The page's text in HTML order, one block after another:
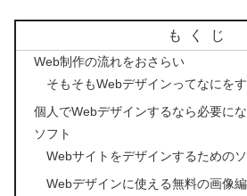
もくじ
Web制作の流れをおさらい
そもそもWebデザインってなにを
個人でWebデザインするなら必要に
ソフト
Webサイトをデザインするための
Webデザインに使える無料の画像